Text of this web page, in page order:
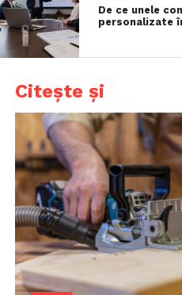
De ce unele
personalizate
Citește și